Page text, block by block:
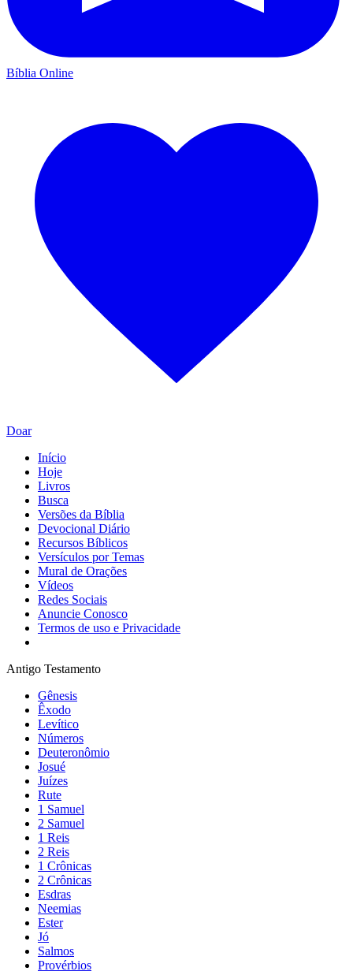
Bíblia Online
Doar
Início
Hoje
Livros
Busca
Versões da Bíblia
Devocional Diário
Recursos Bíblicos
Versículos por Temas
Mural de Orações
Vídeos
Redes Sociais
Anuncie Conosco
Termos de uso e Privacidade
Antigo Testamento
Gênesis
Êxodo
Levítico
Números
Deuteronômio
Josué
Juízes
Rute
1 Samuel
2 Samuel
1 Reis
2 Reis
1 Crônicas
2 Crônicas
Esdras
Neemias
Ester
Jó
Salmos
Provérbios